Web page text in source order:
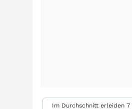
Im Durchschnitt erleiden